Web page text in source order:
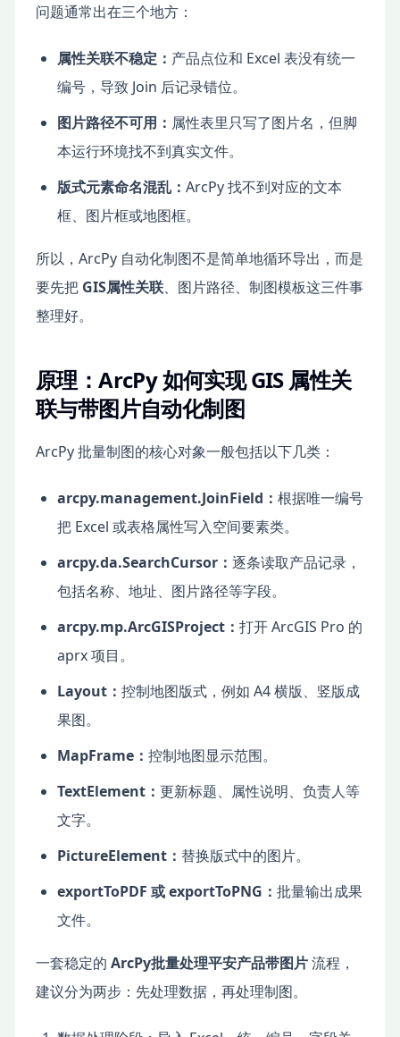
问题通常出在三个地方：
属性关联不稳定： 产品点位和 Excel 表没有统一
编号，导致 Join 后记录错位。
图片路径不可用： 属性表里只写了图片名，但脚
本运行环境找不到真实文件。
版式元素命名混乱： ArcPy 找不到对应的文本
框、图片框或地图框。
所以，ArcPy 自动化制图不是简单地循环导出，而是
要先把 GIS属性关联、图片路径、制图模板这三件事
整理好。
原理：ArcPy 如何实现 GIS 属性关
联与带图片自动化制图
ArcPy 批量制图的核心对象一般包括以下几类：
arcpy.management.JoinField： 根据唯一编号
把 Excel 或表格属性写入空间要素类。
arcpy.da.SearchCursor： 逐条读取产品记录，
包括名称、地址、图片路径等字段。
arcpy.mp.ArcGISProject： 打开 ArcGIS Pro 的
aprx 项目。
Layout： 控制地图版式，例如 A4 横版、竖版成
果图。
MapFrame： 控制地图显示范围。
TextElement： 更新标题、属性说明、负责人等
文字。
PictureElement： 替换版式中的图片。
exportToPDF 或 exportToPNG： 批量输出成果
文件。
一套稳定的 ArcPy批量处理平安产品带图片流程，
建议分为两步：先处理数据，再处理制图。